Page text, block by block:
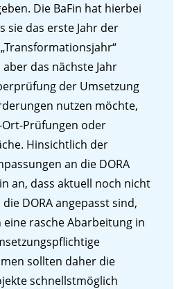
Die BaFin hat hierbei
sie das erste Jahr der
das nächste Jahr
der Umsetzung
nutzen möchte,
Prüfungen oder
Hinsichtlich der
an die DORA
an, dass aktuell noch nicht
DORA angepasst sind,
rasche Abarbeitung in
sollten daher die
schnellstmöglich